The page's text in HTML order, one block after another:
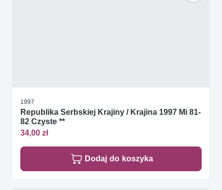
1997
Republika Serbskiej Krajiny / Krajina 1997 Mi 81-
82 Czyste **
34,00 zł
Dodaj do koszyka